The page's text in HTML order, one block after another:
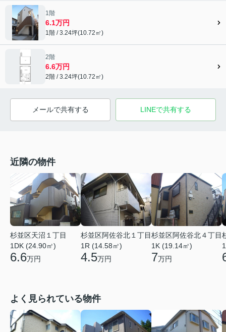
1階
6.1万円
1階 / 3.24坪(10.72㎡)
2階
6.6万円
2階 / 3.24坪(10.72㎡)
メールで共有する LINEで共有する
近隣の物件
杉並区天沼１丁目
1DK (24.90㎡)
6.6万円
杉並区阿佐谷北１丁目
1R (14.58㎡)
4.5万円
杉並区阿佐谷北４丁目
1K (19.14㎡)
7万円
よく見られている物件